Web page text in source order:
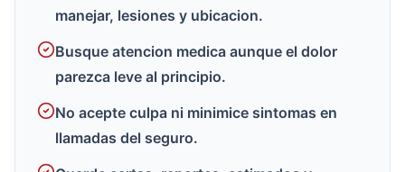
manejar, lesiones y ubicacion.
Busque atencion medica aunque el dolor
parezca leve al principio.
No acepte culpa ni minimice sintomas en
llamadas del seguro.